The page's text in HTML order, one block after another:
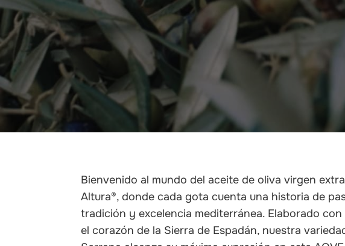
Bienvenido al mundo del aceite de oliva virgen
Altura®, donde cada gota cuenta una historia de
tradición y excelencia mediterránea. Elaborado con
el corazón de la Sierra de Espadán, nuestra